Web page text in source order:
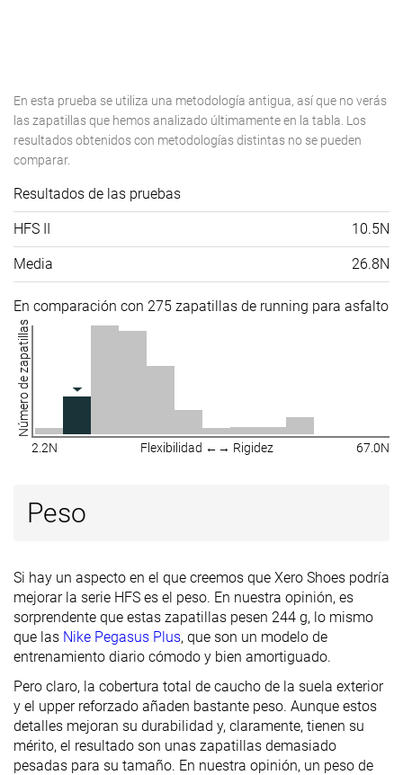
En esta prueba se utiliza una metodología antigua, así que no verás
las zapatillas que hemos analizado últimamente en la tabla. Los
resultados obtenidos con metodologías distintas no se pueden
comparar.
Resultados de las pruebas
HFS II 10.5N
Media 26.8N
En comparación con 275 zapatillas de running para asfalto
Número de zapatillas
2.2N Flexibilidad ←→ Rigidez 67.0N
Peso
Si hay un aspecto en el que creemos que Xero Shoes podría
mejorar la serie HFS es el peso. En nuestra opinión, es
sorprendente que estas zapatillas pesen 244 g, lo mismo
que las Nike Pegasus Plus, que son un modelo de
entrenamiento diario cómodo y bien amortiguado.
Pero claro, la cobertura total de caucho de la suela exterior
y el upper reforzado añaden bastante peso. Aunque estos
detalles mejoran su durabilidad y, claramente, tienen su
mérito, el resultado son unas zapatillas demasiado
pesadas para su tamaño. En nuestra opinión, un peso de